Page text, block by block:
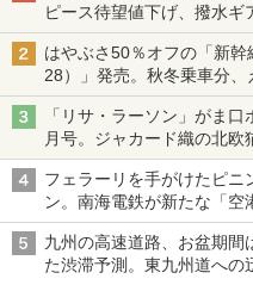
ピース待望値下げ、撥水ギ
はやぶさ50％オフの「新
28）」発売。秋冬乗車分、
「リサ・ラーソン」がま
月号。ジャカード織の北欧
フェラーリを手がけたピニ
ン。南海電鉄が新たな「空
九州の高速道路、お盆期間
た渋滞予測。東九州道への